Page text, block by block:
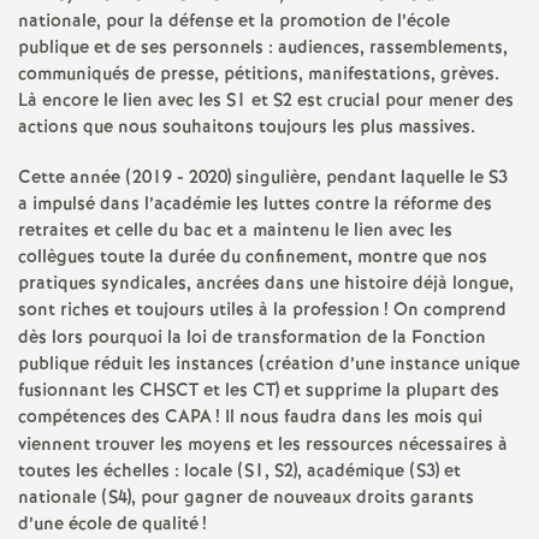
g
r
é
O
r
l
é
a
nationale, pour la défense et la promotion de l’école
publique et de ses personnels : audiences, rassemblements,
communiqués de presse, pétitions, manifestations, grèves.
Là encore le lien avec les S1 et S2 est crucial pour mener des
actions que nous souhaitons toujours les plus massives.
Cette année (2019 - 2020) singulière, pendant laquelle le S3
a impulsé dans l’académie les luttes contre la réforme des
retraites et celle du bac et a maintenu le lien avec les
collègues toute la durée du confinement, montre que nos
pratiques syndicales, ancrées dans une histoire déjà longue,
sont riches et toujours utiles à la profession ! On comprend
dès lors pourquoi la loi de transformation de la Fonction
publique réduit les instances (création d’une instance unique
fusionnant les CHSCT et les CT) et supprime la plupart des
compétences des CAPA! Il nous faudra dans les mois qui
viennent trouver les moyens et les ressources nécessaires à
toutes les échelles : locale (S1, S2), académique (S3) et
nationale (S4), pour gagner de nouveaux droits garants
d’une école de qualité!